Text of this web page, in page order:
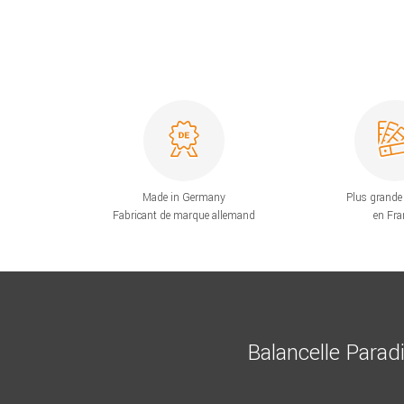
Made in Germany
Fabricant de marque allemand
Plus
en
Balancelle